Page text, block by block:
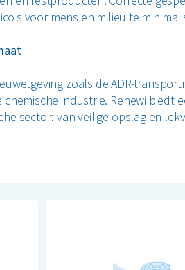
voor mens en milieu te
zoals de ADR-
chemische industrie. Renewi
sector: van veilige opslag en